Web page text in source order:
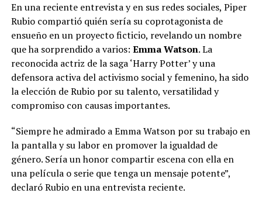
En una reciente entrevista y en sus redes sociales, Piper
Rubio compartió quién sería su coprotagonista de
ensueño en un proyecto ficticio, revelando un nombre
que ha sorprendido a varios: Emma Watson. La
reconocida actriz de la saga ‘Harry Potter’ y una
defensora activa del activismo social y femenino, ha sido
la elección de Rubio por su talento, versatilidad y
compromiso con causas importantes.
“Siempre he admirado a Emma Watson por su trabajo en
la pantalla y su labor en promover la igualdad de
género. Sería un honor compartir escena con ella en
una película o serie que tenga un mensaje potente”,
declaró Rubio en una entrevista reciente.